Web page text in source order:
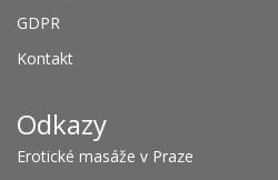
GDPR
Kontakt
Odkazy
Erotické masáže v Praze